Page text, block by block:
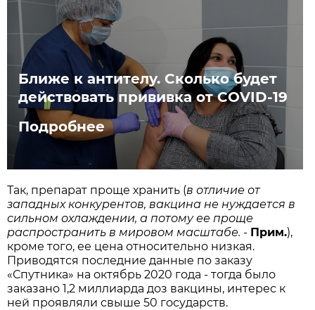
Ближе к антителу. Сколько будет
действовать прививка от COVID-19
Подробнее
Так, препарат проще хранить (в отличие от
западных конкурентов, вакцина не нуждается в
сильном охлаждении, а потому ее проще
распространить в мировом масштабе. - Прим.),
кроме того, ее цена относительно низкая.
Приводятся последние данные по заказу
«Спутника» на октябрь 2020 года - тогда было
заказано 1,2 миллиарда доз вакцины, интерес к
ней проявляли свыше 50 государств.